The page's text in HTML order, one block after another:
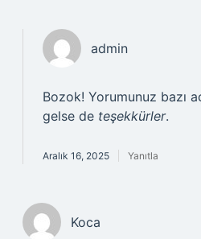
admin
Bozok! Yorumunuz bazı
gelse de teşekkürler.
Aralık 16, 2025 Yanıtla
Koca